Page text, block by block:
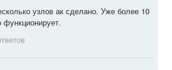
узлов ак сделано. Уже более 10